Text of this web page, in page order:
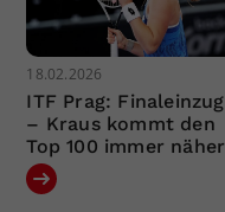
18.02.2026
ITF Prag: Finaleinzug
– Kraus kommt den
Top 100 immer näher